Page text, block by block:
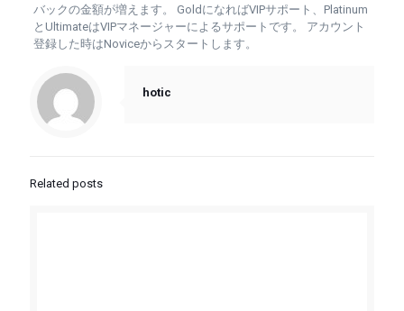
バックの金額が増えます。 GoldになればVIPサポート、Platinum
とUltimateはVIPマネージャーによるサポートです。 アカウント
登録した時はNoviceからスタートします。
hotic
Related posts